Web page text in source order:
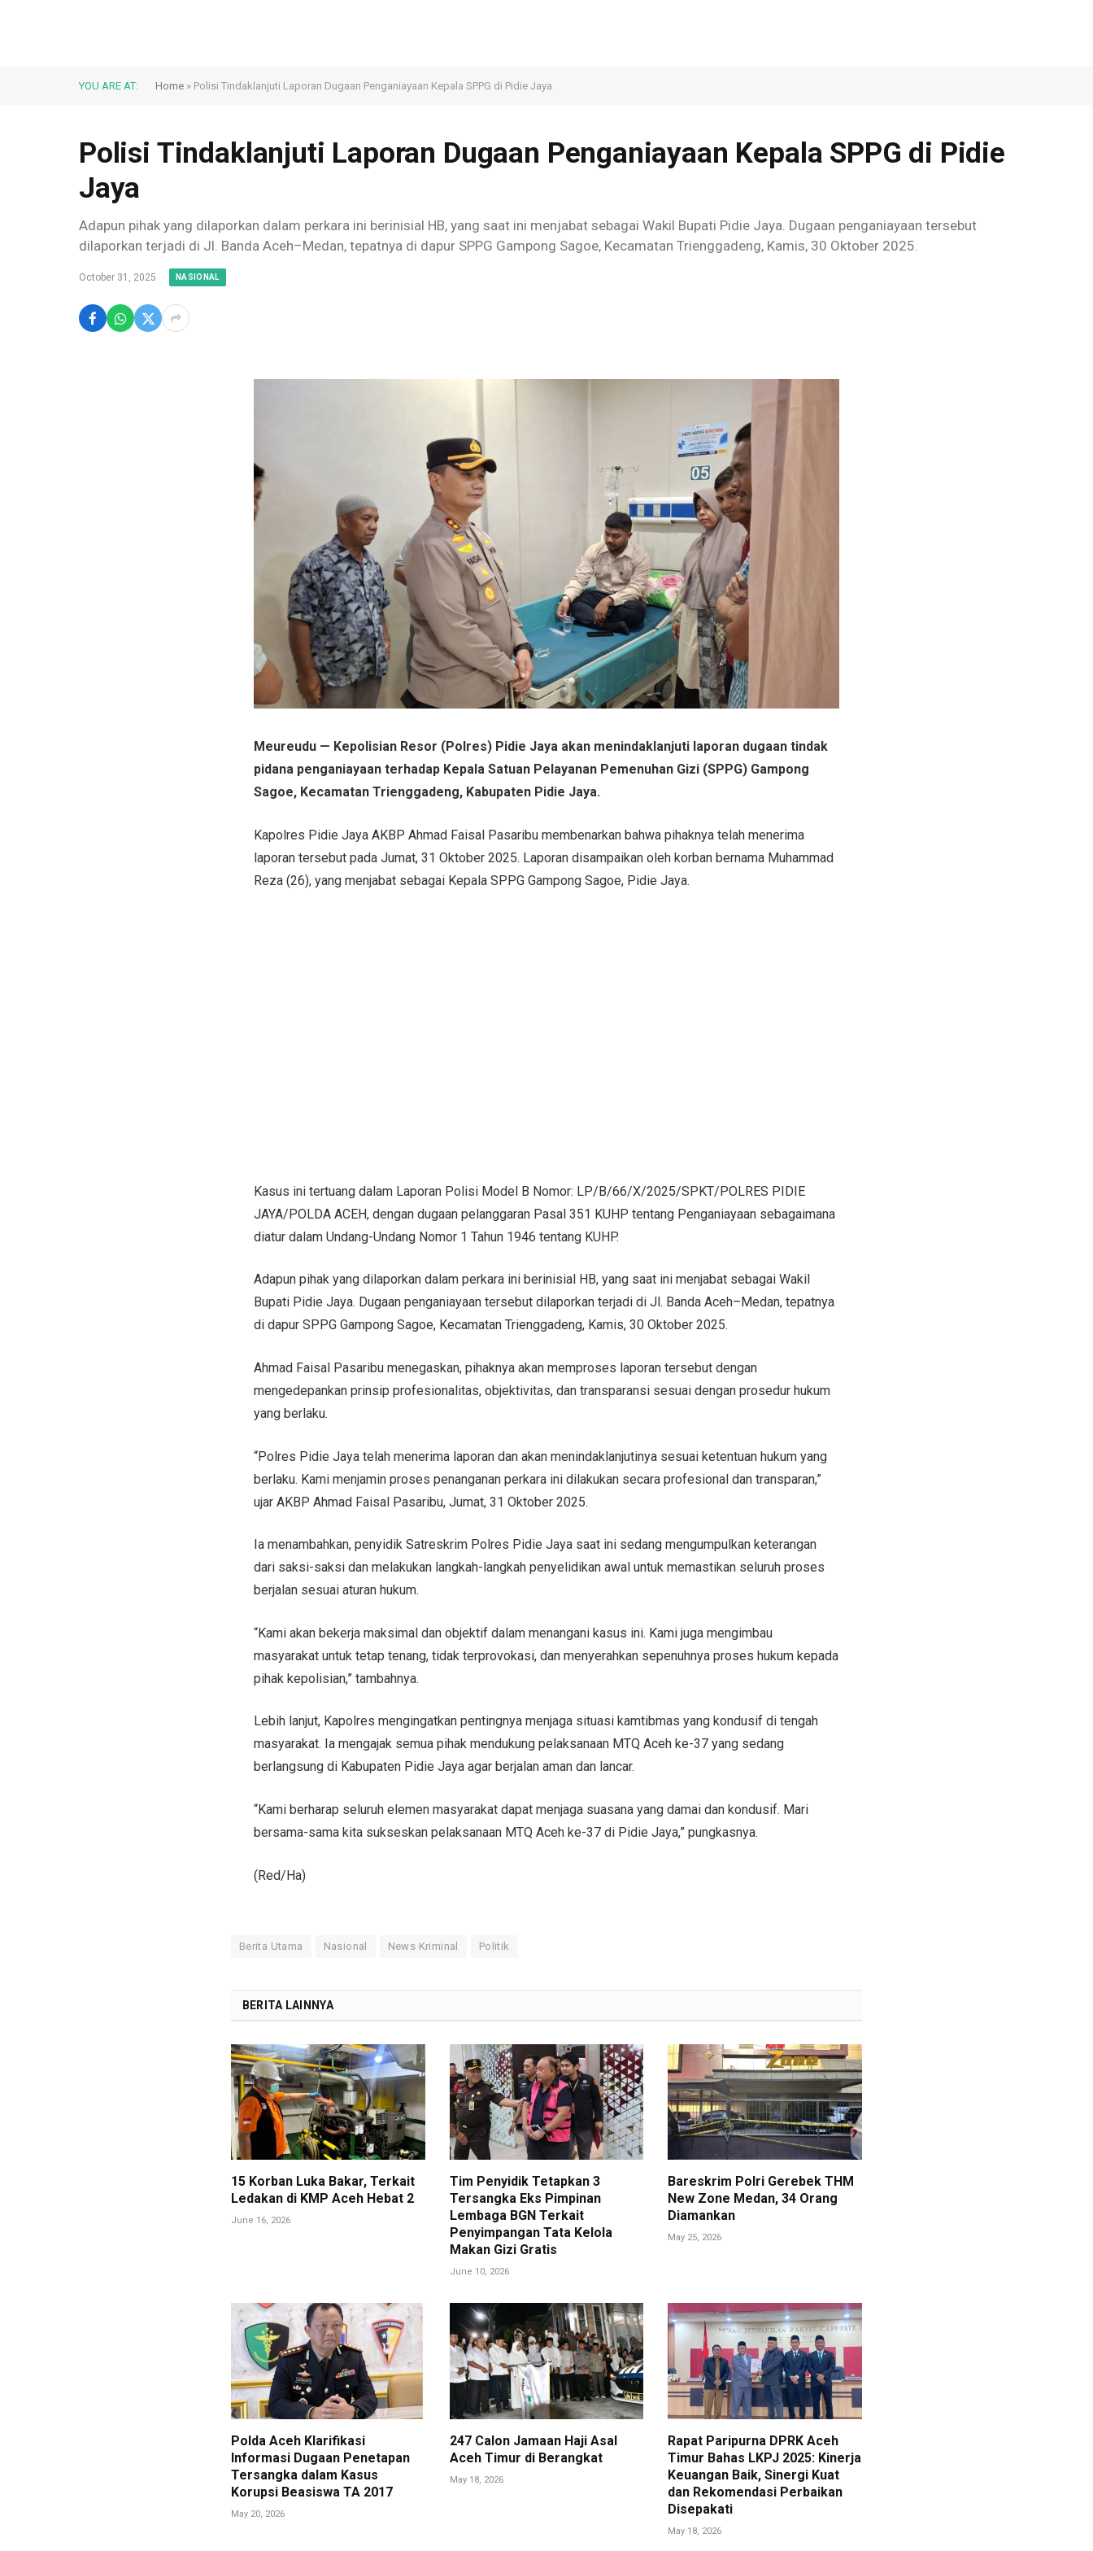
YOU ARE AT: Home » Polisi Tindaklanjuti Laporan Dugaan Penganiayaan Kepala SPPG di Pidie Jaya
Polisi Tindaklanjuti Laporan Dugaan Penganiayaan Kepala SPPG di Pidie
Jaya
Adapun pihak yang dilaporkan dalam perkara ini berinisial HB, yang saat ini menjabat sebagai Wakil Bupati Pidie Jaya. Dugaan penganiayaan tersebut
dilaporkan terjadi di Jl. Banda Aceh–Medan, tepatnya di dapur SPPG Gampong Sagoe, Kecamatan Trienggadeng, Kamis, 30 Oktober 2025.
October 31, 2025 NASIONAL
Meureudu — Kepolisian Resor (Polres) Pidie Jaya akan menindaklanjuti laporan dugaan tindak
pidana penganiayaan terhadap Kepala Satuan Pelayanan Pemenuhan Gizi (SPPG) Gampong
Sagoe, Kecamatan Trienggadeng, Kabupaten Pidie Jaya.
Kapolres Pidie Jaya AKBP Ahmad Faisal Pasaribu membenarkan bahwa pihaknya telah menerima
laporan tersebut pada Jumat, 31 Oktober 2025. Laporan disampaikan oleh korban bernama Muhammad
Reza (26), yang menjabat sebagai Kepala SPPG Gampong Sagoe, Pidie Jaya.
Kasus ini tertuang dalam Laporan Polisi Model B Nomor: LP/B/66/X/2025/SPKT/POLRES PIDIE
JAYA/POLDA ACEH, dengan dugaan pelanggaran Pasal 351 KUHP tentang Penganiayaan sebagaimana
diatur dalam Undang-Undang Nomor 1 Tahun 1946 tentang KUHP.
Adapun pihak yang dilaporkan dalam perkara ini berinisial HB, yang saat ini menjabat sebagai Wakil
Bupati Pidie Jaya. Dugaan penganiayaan tersebut dilaporkan terjadi di Jl. Banda Aceh–Medan, tepatnya
di dapur SPPG Gampong Sagoe, Kecamatan Trienggadeng, Kamis, 30 Oktober 2025.
Ahmad Faisal Pasaribu menegaskan, pihaknya akan memproses laporan tersebut dengan
mengedepankan prinsip profesionalitas, objektivitas, dan transparansi sesuai dengan prosedur hukum
yang berlaku.
“Polres Pidie Jaya telah menerima laporan dan akan menindaklanjutinya sesuai ketentuan hukum yang
berlaku. Kami menjamin proses penanganan perkara ini dilakukan secara profesional dan transparan,”
ujar AKBP Ahmad Faisal Pasaribu, Jumat, 31 Oktober 2025.
Ia menambahkan, penyidik Satreskrim Polres Pidie Jaya saat ini sedang mengumpulkan keterangan
dari saksi-saksi dan melakukan langkah-langkah penyelidikan awal untuk memastikan seluruh proses
berjalan sesuai aturan hukum.
“Kami akan bekerja maksimal dan objektif dalam menangani kasus ini. Kami juga mengimbau
masyarakat untuk tetap tenang, tidak terprovokasi, dan menyerahkan sepenuhnya proses hukum kepada
pihak kepolisian,” tambahnya.
Lebih lanjut, Kapolres mengingatkan pentingnya menjaga situasi kamtibmas yang kondusif di tengah
masyarakat. Ia mengajak semua pihak mendukung pelaksanaan MTQ Aceh ke-37 yang sedang
berlangsung di Kabupaten Pidie Jaya agar berjalan aman dan lancar.
“Kami berharap seluruh elemen masyarakat dapat menjaga suasana yang damai dan kondusif. Mari
bersama-sama kita sukseskan pelaksanaan MTQ Aceh ke-37 di Pidie Jaya,” pungkasnya.
(Red/Ha)
Berita Utama Nasional News Kriminal Politik
BERITA LAINNYA
15 Korban Luka Bakar, Terkait
Ledakan di KMP Aceh Hebat 2
June 16, 2026
Tim Penyidik Tetapkan 3
Tersangka Eks Pimpinan
Lembaga BGN Terkait
Penyimpangan Tata Kelola
Makan Gizi Gratis
June 10, 2026
Bareskrim Polri Gerebek THM
New Zone Medan, 34 Orang
Diamankan
May 25, 2026
Polda Aceh Klarifikasi
Informasi Dugaan Penetapan
Tersangka dalam Kasus
Korupsi Beasiswa TA 2017
May 20, 2026
247 Calon Jamaan Haji Asal
Aceh Timur di Berangkat
May 18, 2026
Rapat Paripurna DPRK Aceh
Timur Bahas LKPJ 2025: Kinerja
Keuangan Baik, Sinergi Kuat
dan Rekomendasi Perbaikan
Disepakati
May 18, 2026